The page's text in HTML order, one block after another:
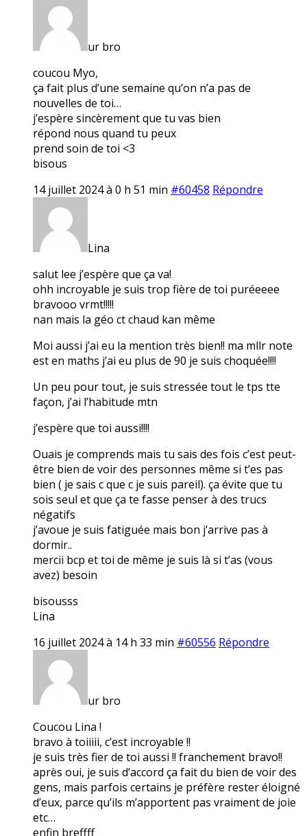
ur bro
coucou Myo,
ça fait plus d’une semaine qu’on n’a pas de
nouvelles de toi…
j’espère sincèrement que tu vas bien
répond nous quand tu peux
prend soin de toi <3
bisous
14 juillet 2024 à 0 h 51 min #60458 Répondre
Lina
salut lee j’espère que ça va!
ohh incroyable je suis trop fière de toi puréeeee
bravooo vrmt!!!!!
nan mais la géo ct chaud kan même
Moi aussi j’ai eu la mention très bien!! ma mllr note
est en maths j’ai eu plus de 90 je suis choquée!!!!
Un peu pour tout, je suis stressée tout le tps tte
façon, j’ai l’habitude mtn
j’espère que toi aussi!!!!
Ouais je comprends mais tu sais des fois c’est peut-
être bien de voir des personnes même si t’es pas
bien ( je sais c que c je suis pareil). ça évite que tu
sois seul et que ça te fasse penser à des trucs
négatifs
j’avoue je suis fatiguée mais bon j’arrive pas à
dormir..
mercii bcp et toi de même je suis là si t’as (vous
avez) besoin
bisousss
Lina
16 juillet 2024 à 14 h 33 min #60556 Répondre
ur bro
Coucou Lina !
bravo à toiiiii, c’est incroyable !!
je suis très fier de toi aussi !! franchement bravo!!
après oui, je suis d’accord ça fait du bien de voir des
gens, mais parfois certains je préfère rester éloigné
d’eux, parce qu’ils m’apportent pas vraiment de joie
etc…
enfin breffff